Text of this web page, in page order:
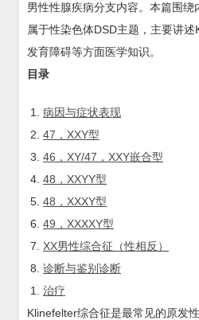
男性性腺疾病分支内容。本篇围
属于性染色体DSD主题，主要讲
发育障碍等方面医学知识。
目录
病因与症状表现
47，XXY型
46，XY/47，XXY嵌合型
48，XXYY型
48，XXXY型
49，XXXXY型
XX男性综合征（性相反）
诊断与鉴别诊断
治疗
Klinefelter综合征是最常见的原发